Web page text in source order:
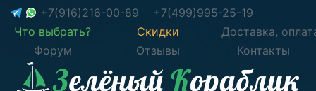
+7(916)216-00-89
+7(499)995-25-19
Что выбрать?
Скидки
Доставка,
Форум
Отзывы Контакты